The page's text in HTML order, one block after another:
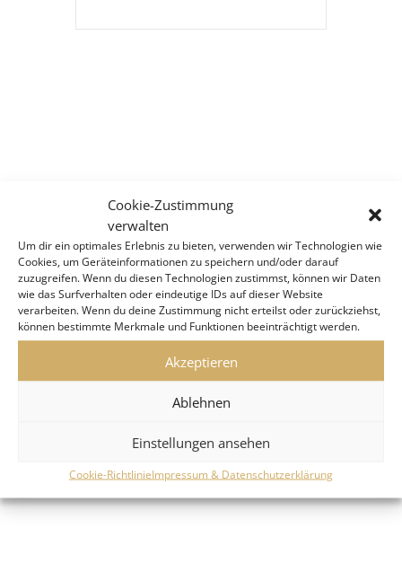
Cookie-Zustimmung
verwalten
Um dir ein optimales Erlebnis zu bieten, verwenden wir Technologien wie
Cookies, um Geräteinformationen zu speichern und/oder darauf
zuzugreifen. Wenn du diesen Technologien zustimmst, können wir Daten
wie das Surfverhalten oder eindeutige IDs auf dieser Website
verarbeiten. Wenn du deine Zustimmung nicht erteilst oder zurückziehst,
können bestimmte Merkmale und Funktionen beeinträchtigt werden.
Akzeptieren
Ablehnen
Einstellungen ansehen
Cookie-RichtlinieImpressum & Datenschutzerklärung